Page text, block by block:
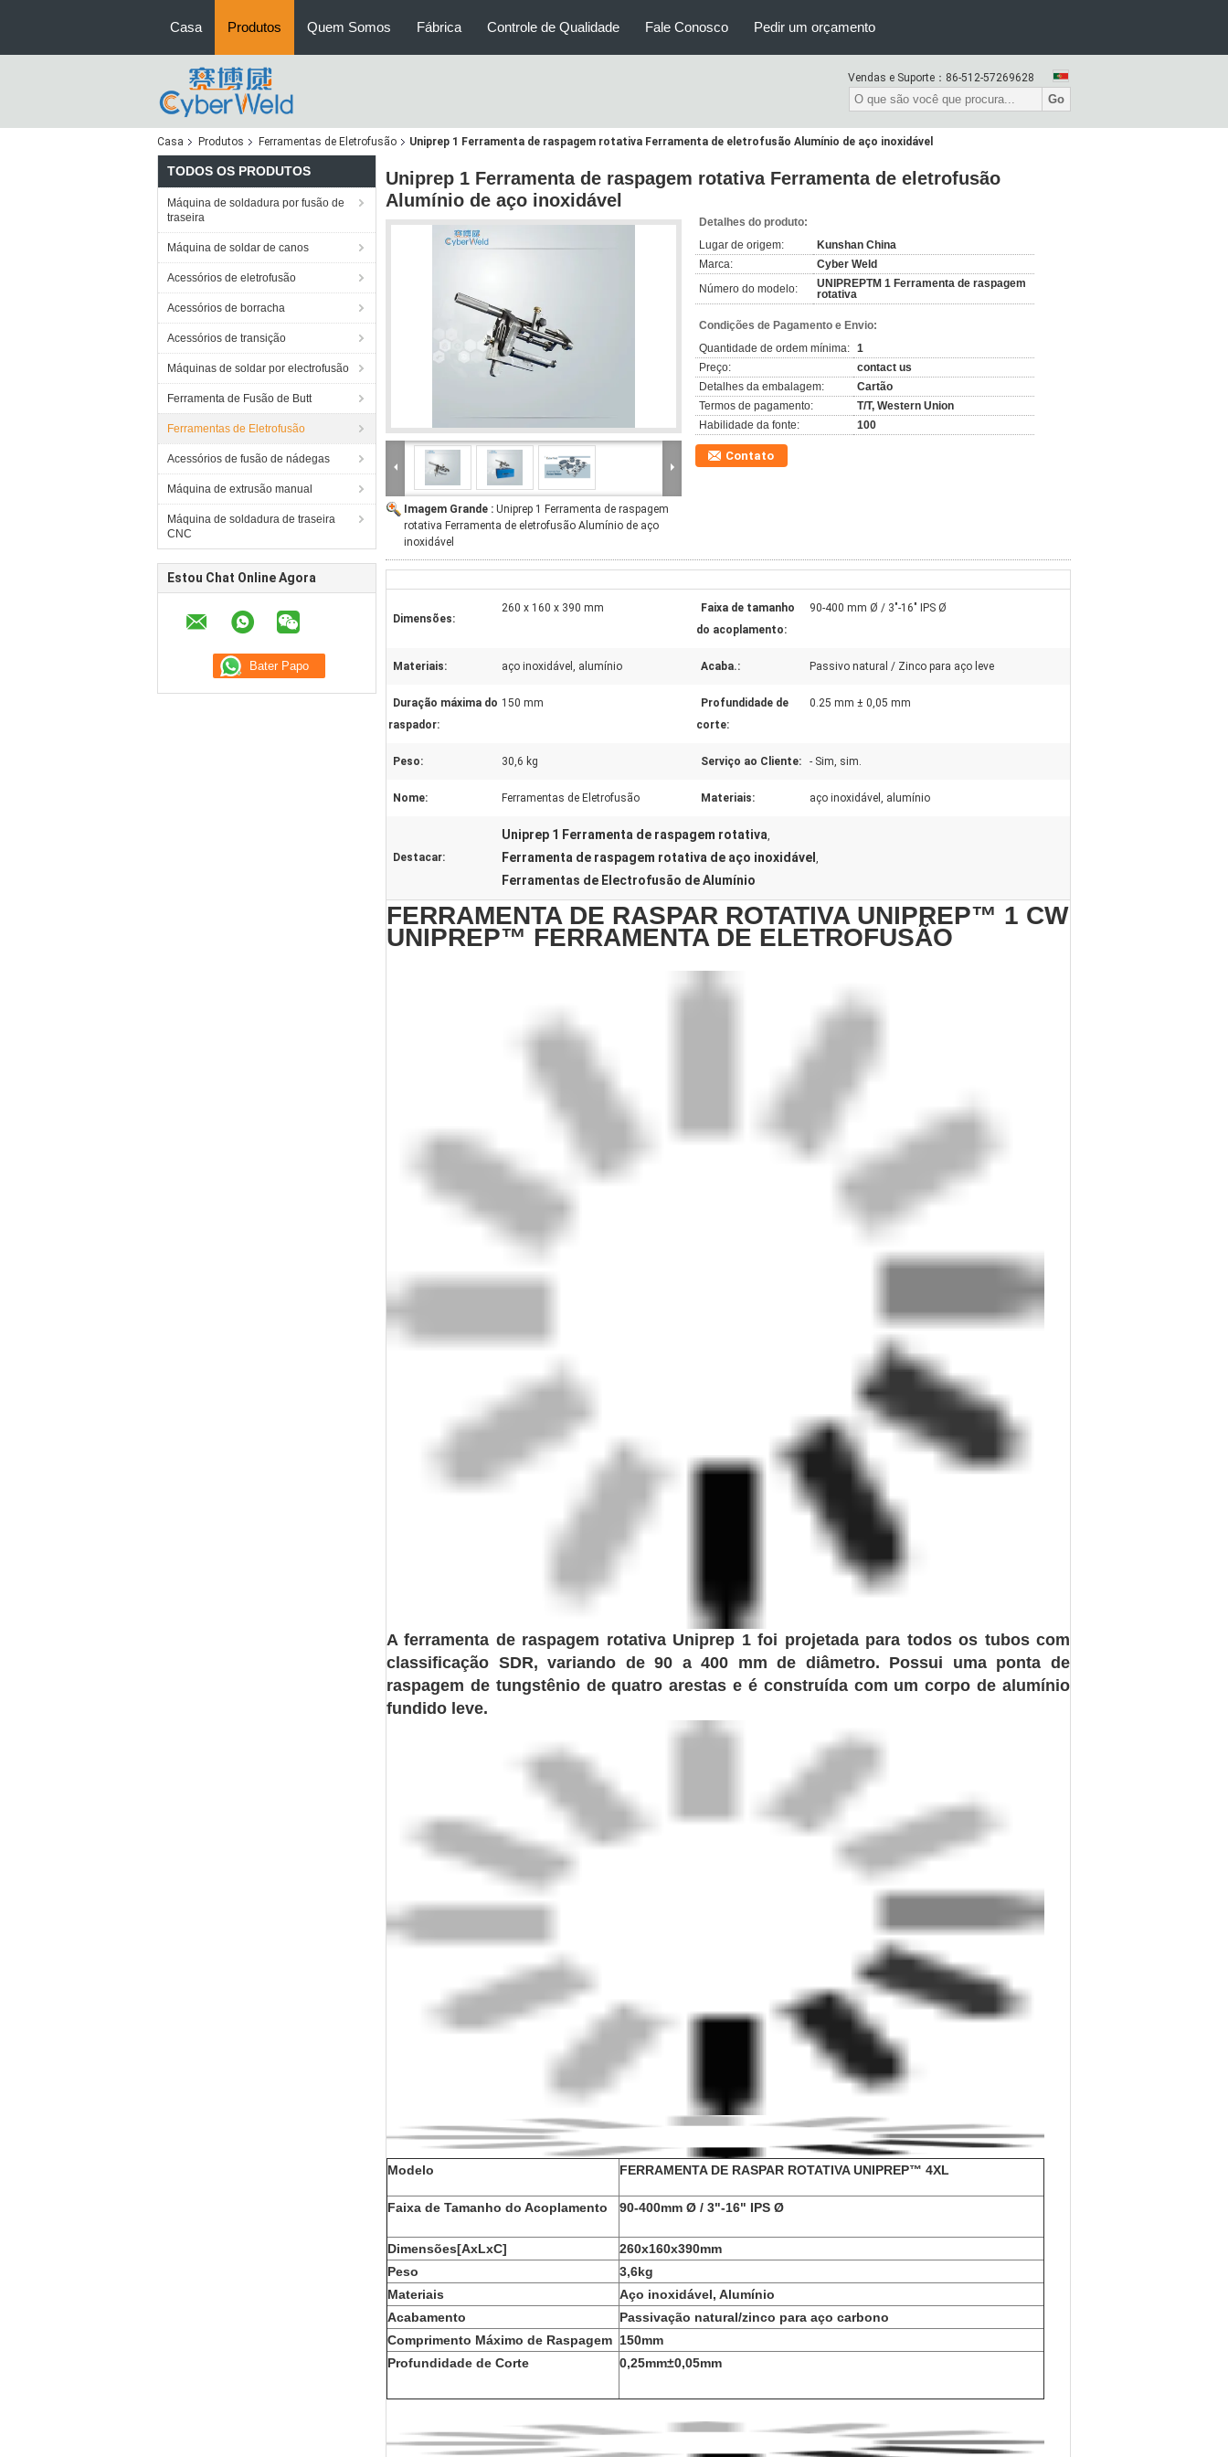
Casa Produtos Quem Somos Fábrica Controle de Qualidade Fale Conosco Pedir um orçamento
Vendas e Suporte： 86-512-57269628
Go
Casa Produtos Ferramentas de Eletrofusão Uniprep 1 Ferramenta de raspagem rotativa Ferramenta de eletrofusão Alumínio de aço inoxidável
TODOS OS PRODUTOS
Máquina de soldadura por fusão de
traseira
Máquina de soldar de canos
Acessórios de eletrofusão
Acessórios de borracha
Acessórios de transição
Máquinas de soldar por electrofusão
Ferramenta de Fusão de Butt
Ferramentas de Eletrofusão
Acessórios de fusão de nádegas
Máquina de extrusão manual
Máquina de soldadura de traseira
CNC
Estou Chat Online Agora
Uniprep 1 Ferramenta de raspagem rotativa Ferramenta de eletrofusão
Alumínio de aço inoxidável
Imagem Grande : Uniprep 1 Ferramenta de raspagem
rotativa Ferramenta de eletrofusão Alumínio de aço
inoxidável
Detalhes do produto:
Lugar de origem:
Kunshan China
Marca:
Cyber Weld
Número do modelo:
UNIPREPTM 1 Ferramenta de raspagem
rotativa
Condições de Pagamento e Envio:
Quantidade de ordem mínima: 1
Preço:
contact us
Detalhes da embalagem:
Cartão
Termos de pagamento:
T/T, Western Union
Habilidade da fonte:
100
Contato
Dimensões:
260 x 160 x 390 mm
Faixa de tamanho
do acoplamento:
90-400 mm Ø / 3"-16" IPS Ø
Materiais: aço inoxidável, alumínio Acaba.: Passivo natural / Zinco para aço leve
Duração máxima do
raspador:
150 mm
Profundidade de
corte:
0.25 mm ± 0,05 mm
Peso: 30,6 kg Serviço ao Cliente: - Sim, sim.
Nome: Ferramentas de Eletrofusão Materiais: aço inoxidável, alumínio
Destacar:
Uniprep 1 Ferramenta de raspagem rotativa,
Ferramenta de raspagem rotativa de aço inoxidável ,
Ferramentas de Electrofusão de Alumínio
FERRAMENTA DE RASPAR ROTATIVA UNIPREP™ 1 CW
UNIPREP™ FERRAMENTA DE ELETROFUSÃO
A ferramenta de raspagem rotativa Uniprep 1 foi projetada para todos os tubos com
classificação SDR, variando de 90 a 400 mm de diâmetro. Possui uma ponta de
raspagem de tungstênio de quatro arestas e é construída com um corpo de alumínio
fundido leve.
FERRAMENTA DE RASPAR ROTATIVA UNIPREP™ 4XL
Faixa de Tamanho do Acoplamento
Dimensões[AxLxC]
Acabamento
Comprimento Máximo de Raspagem
Profundidade de Corte
Perfeito para tamanhos de tubos que variam de 63 a 315 mm
Comprimento de raspagem estendido, ideal para instalações de acopladores
deslizantes
Construído em alumínio usinado em CNC
Possui uma ponta de corte com mola para tubos com formatos irregulares
Adequado para todos os tubos classificados com SDR (Relação de Dimensão
Padrão)
Comprimento de raspagem de 340 mm
Fornece uma profundidade de corte de 0,25 mm ± 0,05 mm
Profundidade de corte de 0,25 mm ± 0,05 mm.